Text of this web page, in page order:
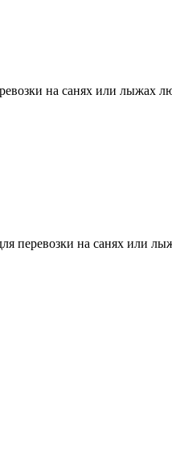
на санях или лыжах
перевозки на санях или